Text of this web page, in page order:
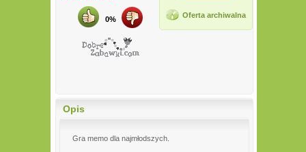
0%
Oferta archiwalna
Opis
Gra memo dla najmłodszych.